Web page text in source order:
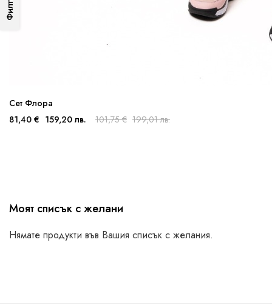
Сет Флора
81,40 € 159,20 лв. 101,75 € 199,01 лв.
Моят списък с желани
Нямате продукти във Вашия списък с желания.